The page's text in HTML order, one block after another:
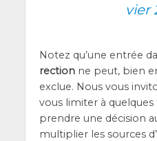
vier
Notez qu’une entrée
rec­tionne peut, bien
exclue. Nous vous
vous limi­ter à
prendre une déci­sion
mul­ti­plier les sources